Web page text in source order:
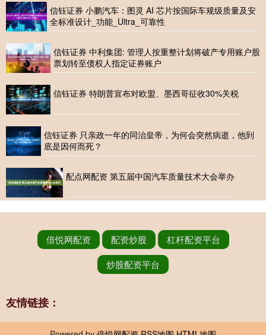
信钰证券 小鹏汽车：图灵 AI 芯片按国际车规级质量及安
全标准设计_功能_Ultra_可靠性
信钰证券 中利集团: 管理人按重整计划将破产专用账户股
票划转至债权人指定证券账户
信钰证券 特朗普宣布对欧盟、墨西哥征收30%关税
信钰证券 只亲政一年的同治皇帝，为何会突然病逝，他到
底是因何而死？
配点网配资 第五届中国汽车质量技术大会举办
倍悦网配资 配资炒股
杠杆配资平台
炒股配资平台
友情链接：